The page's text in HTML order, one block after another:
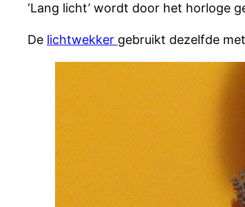
‘Lang licht’ wordt door het horloge
De lichtwekker gebruikt dezelfde